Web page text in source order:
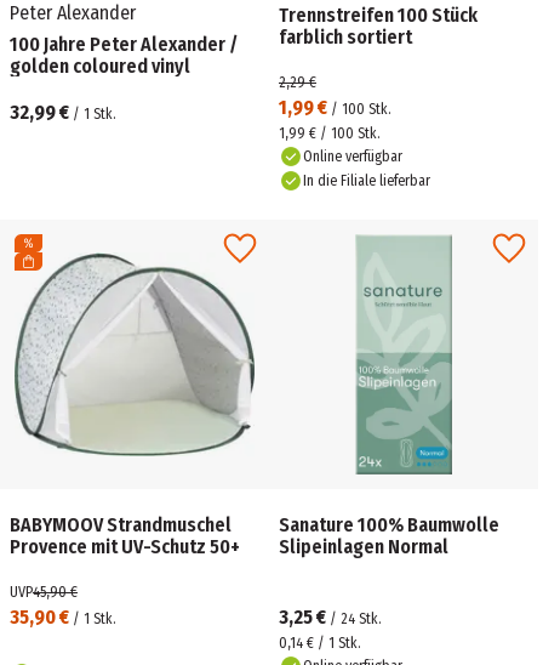
Peter Alexander
100 Jahre Peter Alexander /
golden coloured vinyl
32,99 € / 1 Stk.
Trennstreifen 100 Stück
farblich sortiert
1,99 € / 100 Stk.
2,29 €
1,99 € / 100 Stk.
Online verfügbar
In die Filiale lieferbar
BABYMOOV Strandmuschel
Provence mit UV-Schutz 50+
35,90 € / 1 Stk.
UVP45,90 €
Sanature 100% Baumwolle
Slipeinlagen Normal
3,25 € / 24 Stk.
0,14 € / 1 Stk.